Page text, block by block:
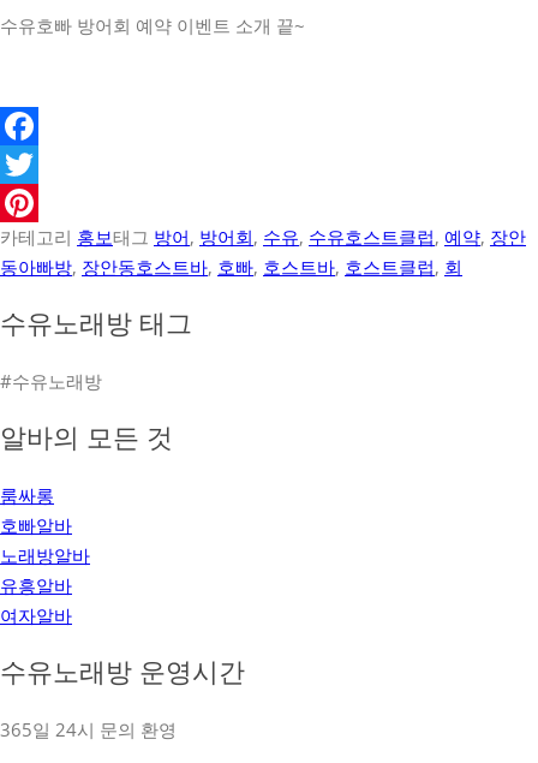
수유호빠 방어회 예약 이벤트 소개 끝~
Facebook
Twitter
Pinterest
카테고리 홍보태그 방어, 방어회, 수유, 수유호스트클럽, 예약, 장안
동아빠방, 장안동호스트바, 호빠, 호스트바, 호스트클럽, 회
수유노래방 태그
#수유노래방
알바의 모든 것
룸싸롱
호빠알바
노래방알바
유흥알바
여자알바
수유노래방 운영시간
365일 24시 문의 환영